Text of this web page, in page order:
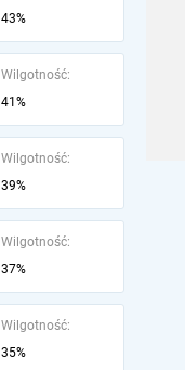
43%
Wilgotność:
41%
Wilgotność:
39%
Wilgotność:
37%
Wilgotność:
35%